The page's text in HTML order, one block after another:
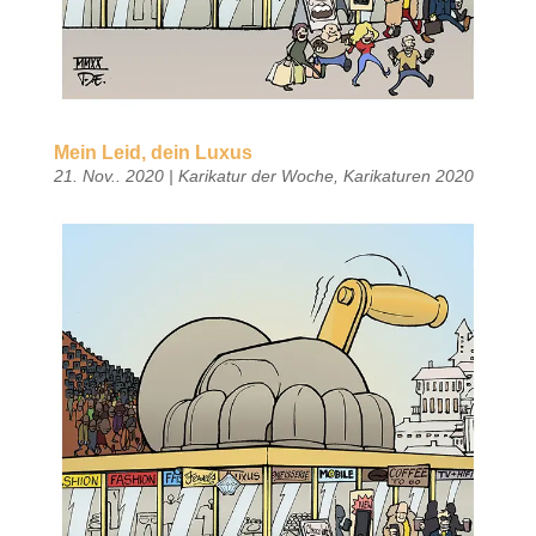
Mein Leid, dein Luxus
21. Nov.. 2020| Karikatur der Woche, Karikaturen 2020